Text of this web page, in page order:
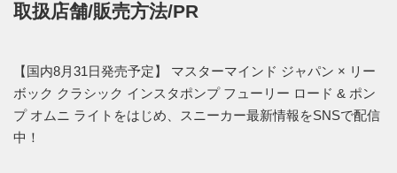
ISETAN ONLINE※instapump Fury ONLY 午前10時30分販売
Isetan Shinjuku※23.5cm-25.5cm Instapump Fury ONLY
Isetan LUCUA 1100 Store※Instapump Fury ONLY
TATRAS STRADA EST
THE BLACK SENSE MARKET
取扱店舗/販売方法/PR
【国内8月31日発売予定】 マスターマインド ジャパン × リー
ボック クラシック インスタポンプ フューリー ロード & ポン
プ オムニ ライトをはじめ、スニーカー最新情報をSNSで配信
中！